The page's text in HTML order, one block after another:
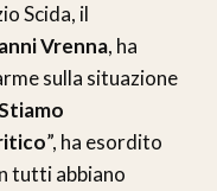
Scida, il
Vrenna, ha
sulla situazione
”, ha esordito
tutti abbiano